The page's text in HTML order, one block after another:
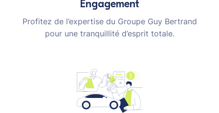
Engagement
Profitez de l’expertise du Groupe Guy Bertrand
pour une tranquillité d’esprit totale.